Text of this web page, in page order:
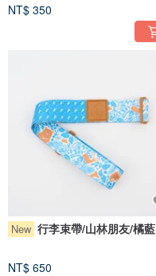
NT$ 350
New 行李束帶/山林朋友/橘藍
NT$ 650